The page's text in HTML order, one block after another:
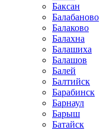
Баксан
Балабаново
Балаково
Балахна
Балашиха
Балашов
Балей
Балтийск
Барабинск
Барнаул
Барыш
Батайск